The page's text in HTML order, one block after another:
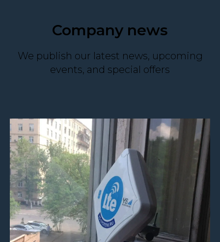
Company news
We publish our latest news, upcoming
events, and special offers
+7 (495) 799-01-79
INFO@YS-SYSTEM.RU
ООО «Беспроводные Системы Связи»
ИНН 7723421010
Адрес
109559, г. Москва, ул. Совхозная д.41